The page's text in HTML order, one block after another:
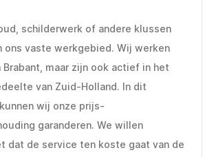
schilderwerk of andere klussen
ons vaste werkgebied. Wij werken
Brabant, maar zijn ook actief in het
van Zuid-Holland. In dit
wij onze prijs-
garanderen. We willen
dat de service ten koste gaat van de